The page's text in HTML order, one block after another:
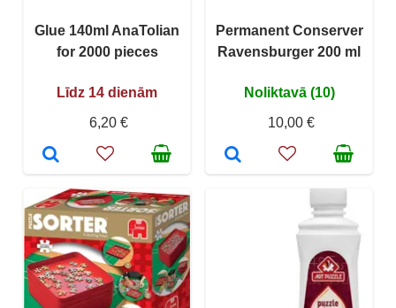
Glue 140ml AnaTolian
for 2000 pieces
Līdz 14 dienām
6,20 €
Permanent Conserver
Ravensburger 200 ml
Noliktavā (10)
10,00 €